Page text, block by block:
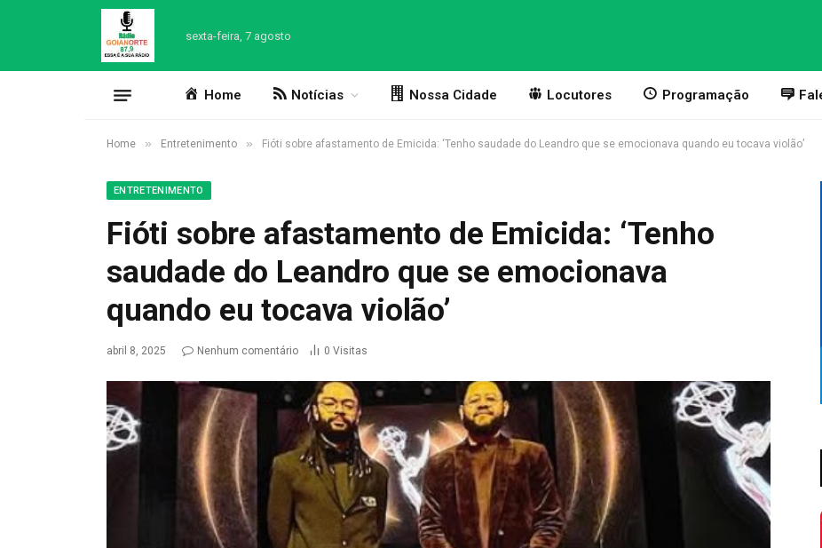
sexta-feira, 7 agosto
Home Notícias Nossa Cidade Locutores Programação
Home » Entretenimento » Fióti sobre afastamento de Emicida: ‘Tenho saudade do Leandro que se emocionava quando eu tocava violão’
ENTRETENIMENTO
Fióti sobre afastamento de Emicida: ‘Tenho
saudade do Leandro que se emocionava
quando eu tocava violão’
abril 8, 2025 Nenhum comentário 0 Visitas